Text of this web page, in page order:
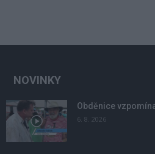
NOVINKY
Obděnice
6. 8. 2026